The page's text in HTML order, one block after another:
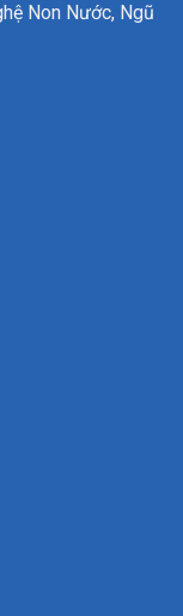
Non Nước, Ngũ